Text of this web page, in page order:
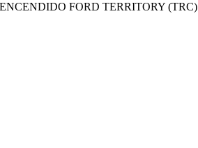
FORD TERRITORY (TRC)